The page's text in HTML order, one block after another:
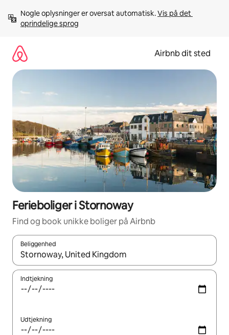
videre
Nogle oplysninger er oversat automatisk. Vis på det
oprindelige sprog
Airbnb dit sted
Ferieboliger i Stornoway
Find og book unikke boliger på Airbnb
Beliggenhed
Når resultaterne er tilgængelige, skal du navigere med
Indtjekning
Udtjekning